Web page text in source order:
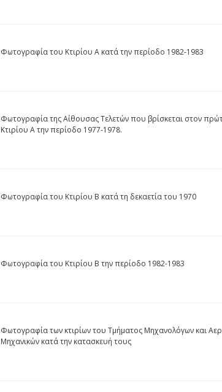
Φωτογραφία του Κτιρίου Α κατά την περίοδο 1982-1983
Φωτογραφία της Αίθουσας Τελετών που βρίσκεται στον
Κτιρίου Α την περίοδο 1977-1978.
Φωτογραφία του Κτιρίου Β κατά τη δεκαετία του 1970
Φωτογραφία του Κτιρίου Β την περίοδο 1982-1983
Φωτογραφία των κτιρίων του Τμήματος Μηχανολόγων και
Μηχανικών κατά την κατασκευή τους